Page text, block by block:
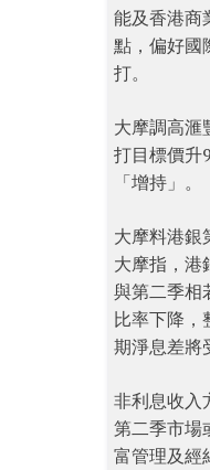
能及香港商
點，偏好國
打。
大摩調高滙
打目標價升
「增持」。
大摩料港銀
大摩指，港
與第二季相
比率下降，
期淨息差將
非利息收入
第二季市場
富管理及經